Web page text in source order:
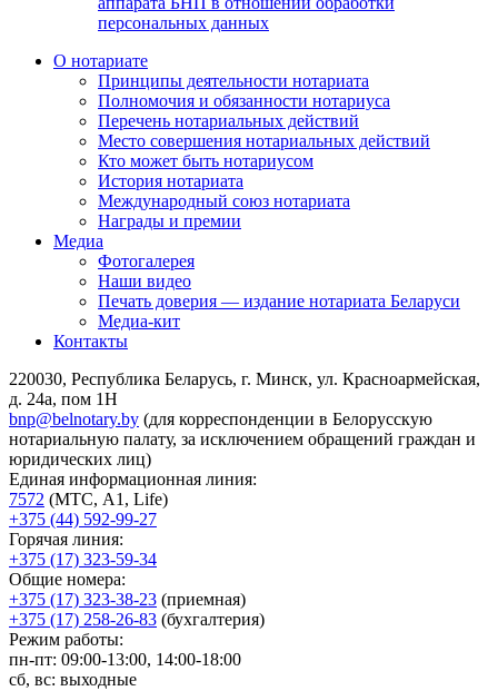
персональных данных
О нотариате
Принципы деятельности нотариата
Полномочия и обязанности нотариуса
Перечень нотариальных действий
Место совершения нотариальных действий
Кто может быть нотариусом
История нотариата
Международный союз нотариата
Награды и премии
Медиа
Фотогалерея
Наши видео
Печать доверия — издание нотариата Беларуси
Медиа-кит
Контакты
220030, Республика Беларусь, г. Минск, ул. Красноармейская,
д. 24а, пом 1Н
bnp@belnotary.by (для корреспонденции в Белорусскую
нотариальную палату, за исключением обращений граждан и
юридических лиц)
Единая информационная линия:
7572 (МТС, A1, Life)
+375 (44) 592-99-27
Горячая линия:
+375 (17) 323-59-34
Общие номера:
+375 (17) 323-38-23 (приемная)
+375 (17) 258-26-83 (бухгалтерия)
Режим работы:
пн-пт: 09:00-13:00, 14:00-18:00
сб, вс: выходные